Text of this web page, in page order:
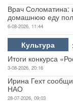
Врач Соломатина:
домашнюю еду
6-08-2026, 11:44
Культура
Итоги конкурса
3-08-2026, 20:16
Ирина Гехт
НАО
28-07-2026, 09:03